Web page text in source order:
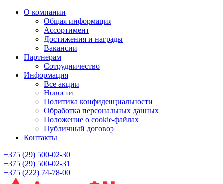
О компании
Общая информация
Ассортимент
Достижения и награды
Вакансии
Партнерам
Сотрудничество
Информация
Все акции
Новости
Политика конфиденциальности
Обработка персональных данных
Положение о cookie-файлах
Публичный договор
Контакты
+375 (29) 500-02-30
+375 (29) 500-02-31
+375 (222) 74-78-00